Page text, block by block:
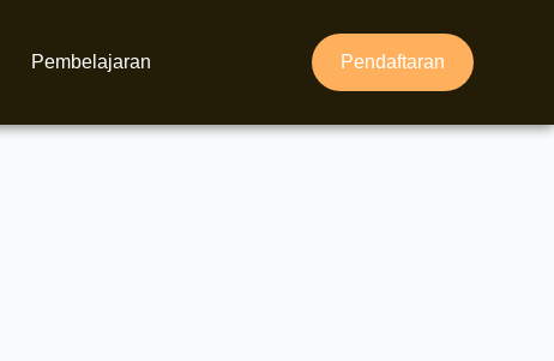
Pembelajaran Pendaftaran